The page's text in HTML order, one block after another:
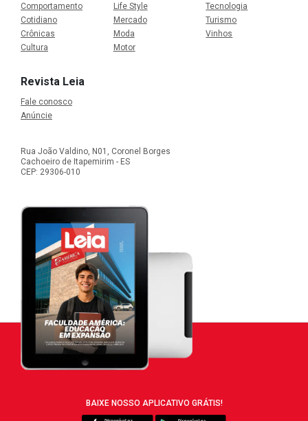
Comportamento
Cotidiano
Crônicas
Cultura
Life Style
Mercado
Moda
Motor
Tecnologia
Turismo
Vinhos
Revista Leia
Fale conosco
Anúncie
Rua João Valdino, N01, Coronel Borges
Cachoeiro de Itapemirim - ES
CEP: 29306-010
BAIXE NOSSO APLICATIVO GRÁTIS!